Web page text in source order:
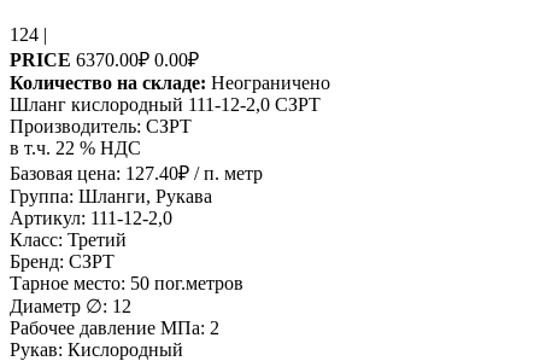
124 |
PRICE 6370.00₽ 0.00₽
Количество на складе: Неограничено
Шланг кислородный 111-12-2,0 СЗРТ
Производитель: СЗРТ
в т.ч. 22 % НДС
Базовая цена: 127.40₽ / п. метр
Группа: Шланги, Рукава
Артикул: 111-12-2,0
Класс: Третий
Бренд: СЗРТ
Тарное место: 50 пог.метров
Диаметр ∅: 12
Рабочее давление МПа: 2
Рукав: Кислородный